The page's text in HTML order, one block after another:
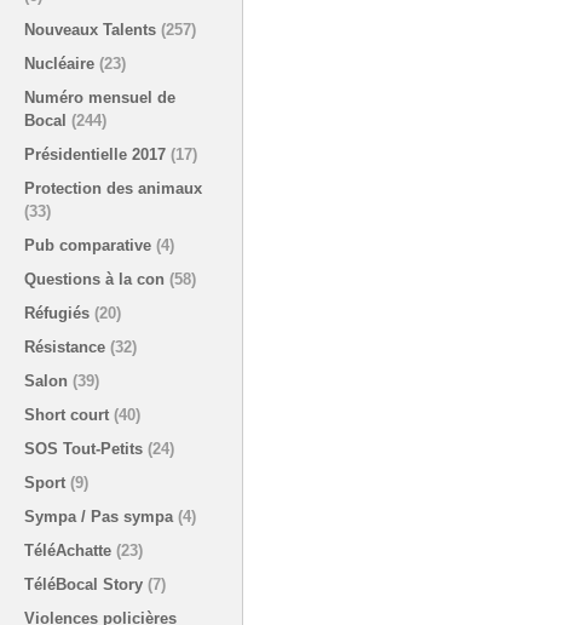
Nouveaux Talents (257)
Nucléaire (23)
Numéro mensuel de
Bocal (244)
Présidentielle 2017 (17)
Protection des animaux
(33)
Pub comparative (4)
Questions à la con (58)
Réfugiés (20)
Résistance (32)
Salon (39)
Short court (40)
SOS Tout-Petits (24)
Sport (9)
Sympa / Pas sympa (4)
TéléAchatte (23)
TéléBocal Story (7)
Violences policières